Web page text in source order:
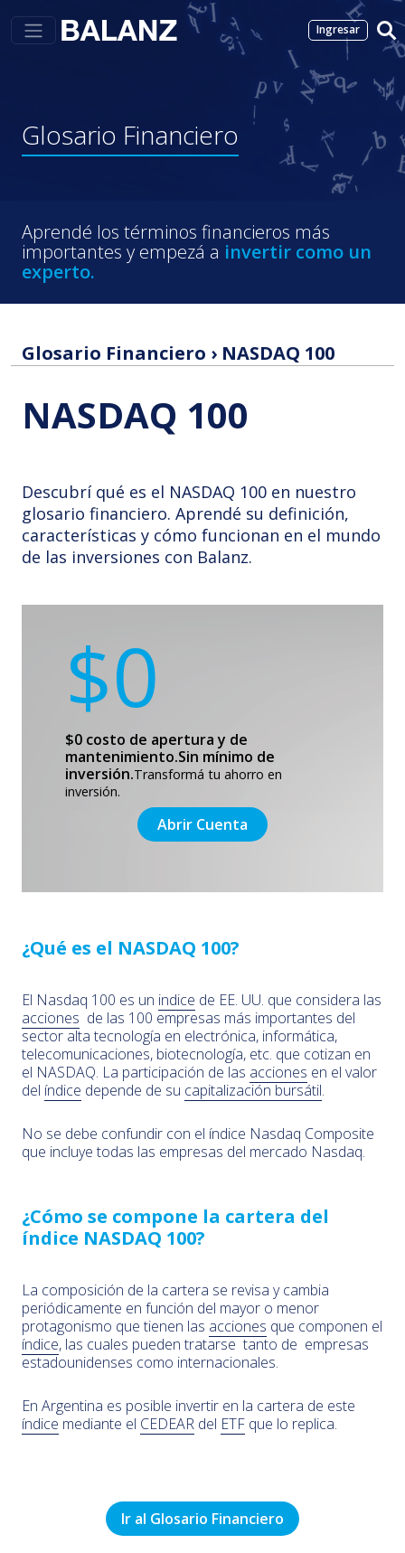
Ingresar
Glosario Financiero
Aprendé los términos financieros más
importantes y empezá a invertir como un
experto.
Glosario Financiero › NASDAQ 100
NASDAQ 100
Descubrí qué es el NASDAQ 100 en nuestro
glosario financiero. Aprendé su definición,
características y cómo funcionan en el mundo
de las inversiones con Balanz.
$0
$0 costo de apertura y de
mantenimiento.Sin mínimo de
inversión.Transformá tu ahorro en
inversión.
Abrir Cuenta
¿Qué es el NASDAQ 100?
El Nasdaq 100 es un indice de EE. UU. que considera las
acciones de las 100 empresas más importantes del
sector alta tecnología en electrónica, informática,
telecomunicaciones, biotecnología, etc. que cotizan en
el NASDAQ. La participación de las acciones en el valor
del índice depende de su capitalización bursátil.
No se debe confundir con el índice Nasdaq Composite
que incluye todas las empresas del mercado Nasdaq.
¿Cómo se compone la cartera del
índice NASDAQ 100?
La composición de la cartera se revisa y cambia
periódicamente en función del mayor o menor
protagonismo que tienen las acciones que componen el
índice, las cuales pueden tratarse tanto de empresas
estadounidenses como internacionales.
En Argentina es posible invertir en la cartera de este
índice mediante el CEDEAR del ETF que lo replica.
Ir al Glosario Financiero